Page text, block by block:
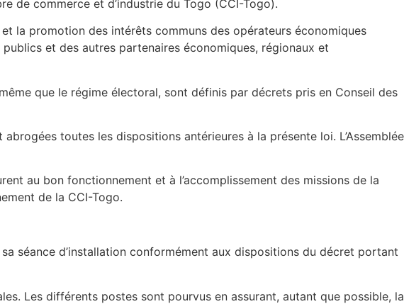
de commerce et d’industrie du Togo (CCI-Togo).
la promotion des intérêts communs des opérateurs économiques
et des autres partenaires économiques, régionaux et
que le régime électoral, sont définis par décrets pris en Conseil des
toutes les dispositions antérieures à la présente loi. L’Assemblée
au bon fonctionnement et à l’accomplissement des missions de la
de la CCI-Togo.
séance d’installation conformément aux dispositions du décret portant
Les différents postes sont pourvus en assurant, autant que possible, la